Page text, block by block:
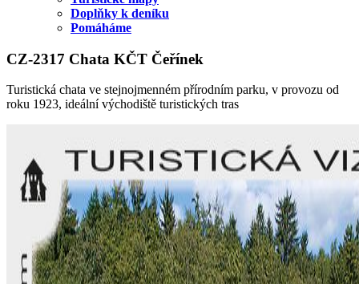
Doplňky k deníku
Pomáháme
CZ-2317 Chata KČT Čeřínek
Turistická chata ve stejnojmenném přírodním parku, v provozu od
roku 1923, ideální východiště turistických tras